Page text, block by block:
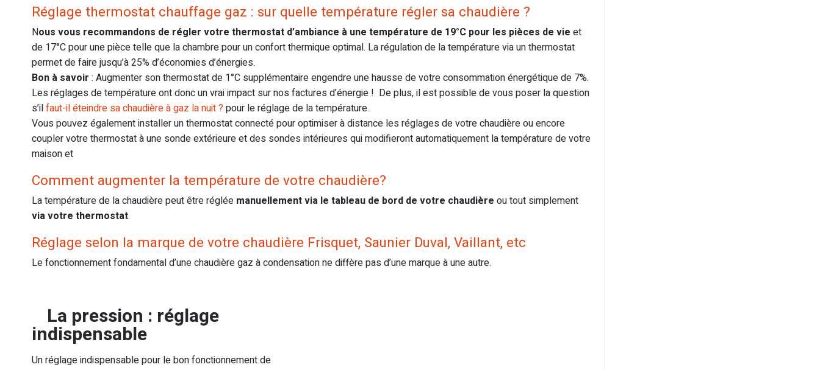
Réglage thermostat chauffage gaz : sur quelle température régler sa chaudière ?
Nous vous recommandons de régler votre thermostat d’ambiance à une température de 19°C pour les pièces de vie et
de 17°C pour une pièce telle que la chambre pour un confort thermique optimal. La régulation de la température via un thermostat
permet de faire jusqu’à 25% d’économies d’énergies.
Bon à savoir : Augmenter son thermostat de 1°C supplémentaire engendre une hausse de votre consommation énergétique de 7%.
Les réglages de température ont donc un vrai impact sur nos factures d’énergie ! De plus, il est possible de vous poser la question
s’ilfaut-il éteindre sa chaudière à gaz la nuit ?pour le réglage de la température.
Vous pouvez également installer un thermostat connecté pour optimiser à distance les réglages de votre chaudière ou encore
coupler votre thermostat à une sonde extérieure et des sondes intérieures qui modifieront automatiquement la température de votre
maison et
Comment augmenter la température de votre chaudière?
La température de la chaudière peut être réglée manuellement via le tableau de bord de votre chaudière ou tout simplement
via votre thermostat.
Réglage selon la marque de votre chaudière Frisquet, Saunier Duval, Vaillant, etc
Le fonctionnement fondamental d’une chaudière gaz à condensation ne diffère pas d’une marque à une autre.
La pression : réglage
indispensable
Un réglage indispensable pour le bon fonctionnement de